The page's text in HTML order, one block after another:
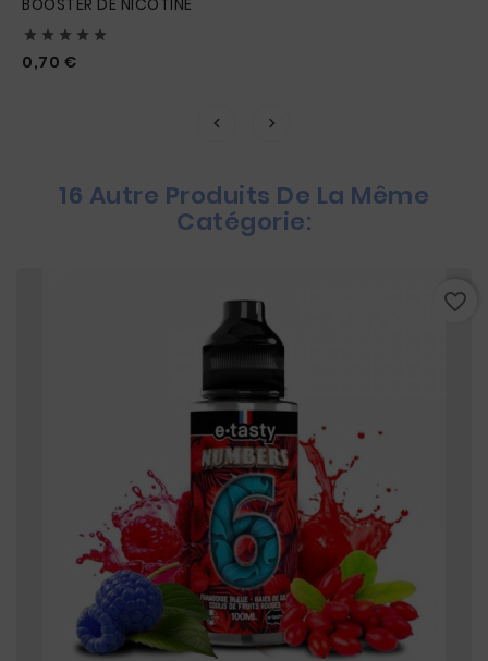
BOOSTER DE NICOTINE
    
0,70 €
16 Autre Produits De La Même
Catégorie:
favorite_border